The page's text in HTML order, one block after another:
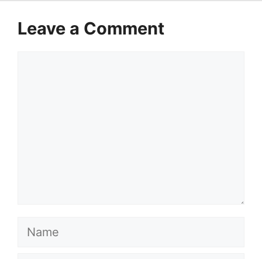
Leave a Comment
Name